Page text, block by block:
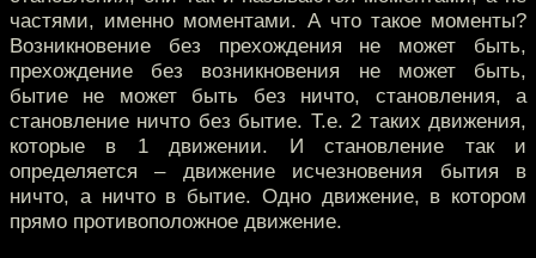
частями, именно моментами. А что такое моменты?
Возникновение без прехождения не может быть,
прехождение без возникновения не может быть,
бытие не может быть без ничто, становления, а
становление ничто без бытие. Т.е. 2 таких движения,
которые в 1 движении. И становление так и
определяется – движение исчезновения бытия в
ничто, а ничто в бытие. Одно движение, в котором
прямо противоположное движение.